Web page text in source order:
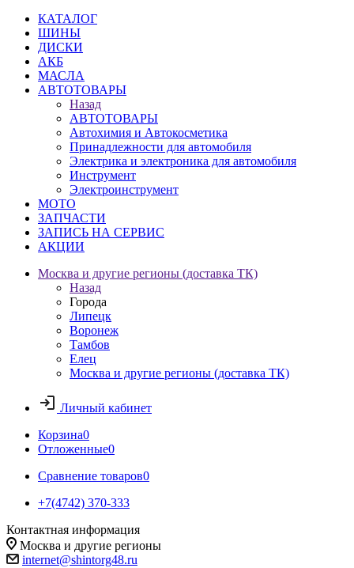
КАТАЛОГ
ШИНЫ
ДИСКИ
АКБ
МАСЛА
АВТОТОВАРЫ
Назад
АВТОТОВАРЫ
Автохимия и Автокосметика
Принадлежности для автомобиля
Электрика и электроника для автомобиля
Инструмент
Электроинструмент
МОТО
ЗАПЧАСТИ
ЗАПИСЬ НА СЕРВИС
АКЦИИ
Москва и другие регионы (доставка ТК)
Назад
Города
Липецк
Воронеж
Тамбов
Елец
Москва и другие регионы (доставка ТК)
Личный кабинет
Корзина0
Отложенные0
Сравнение товаров0
+7(4742) 370-333
Контактная информация
Москва и другие регионы
internet@shintorg48.ru